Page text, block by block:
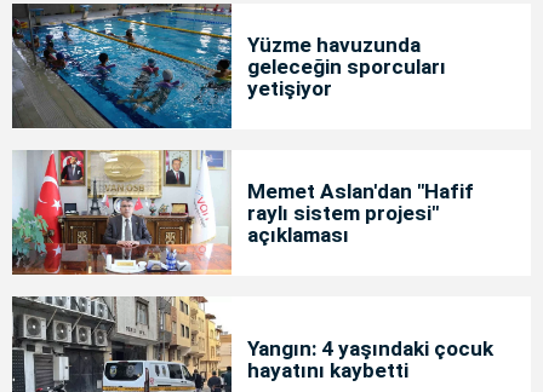
Yüzme havuzunda
geleceğin sporcuları
yetişiyor
Memet Aslan'dan "Hafif
raylı sistem projesi"
açıklaması
Yangın: 4 yaşındaki çocuk
hayatını kaybetti